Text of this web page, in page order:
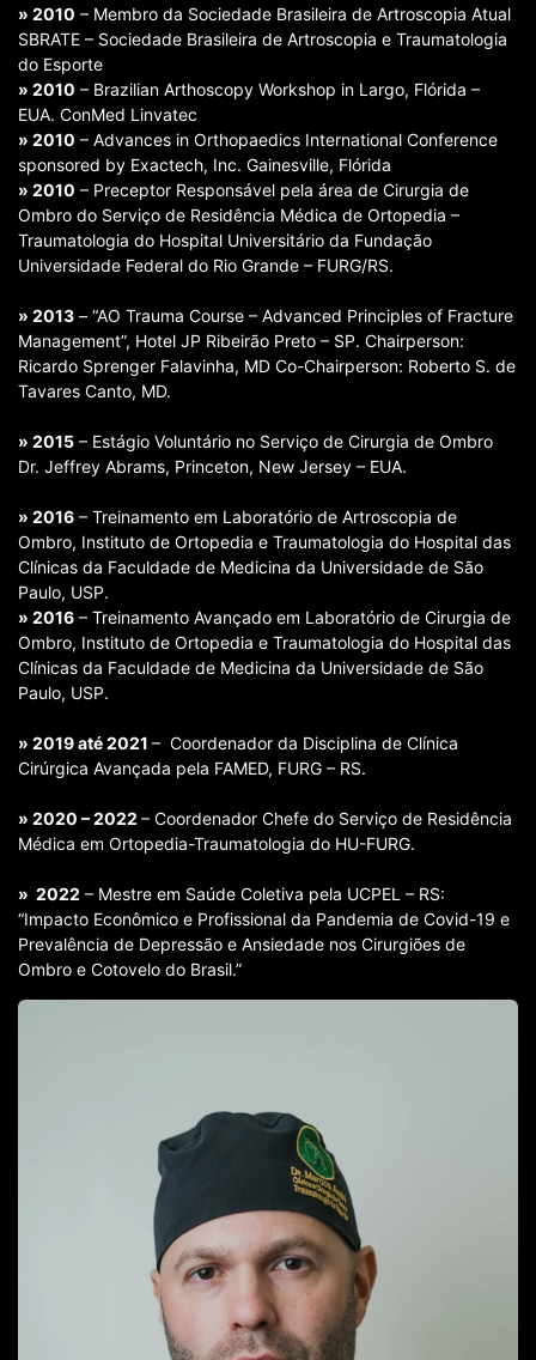
» 2010 – Membro da Sociedade Brasileira de Artroscopia Atual
SBRATE – Sociedade Brasileira de Artroscopia e Traumatologia
do Esporte
» 2010 – Brazilian Arthoscopy Workshop in Largo, Flórida –
EUA. ConMed Linvatec
» 2010 – Advances in Orthopaedics International Conference
sponsored by Exactech, Inc. Gainesville, Flórida
» 2010 – Preceptor Responsável pela área de Cirurgia de
Ombro do Serviço de Residência Médica de Ortopedia –
Traumatologia do Hospital Universitário da Fundação
Universidade Federal do Rio Grande – FURG/RS.
» 2013 – “AO Trauma Course – Advanced Principles of Fracture
Management”, Hotel JP Ribeirão Preto – SP. Chairperson:
Ricardo Sprenger Falavinha, MD Co-Chairperson: Roberto S. de
Tavares Canto, MD.
» 2015 – Estágio Voluntário no Serviço de Cirurgia de Ombro
Dr. Jeffrey Abrams, Princeton, New Jersey – EUA.
» 2016 – Treinamento em Laboratório de Artroscopia de
Ombro, Instituto de Ortopedia e Traumatologia do Hospital das
Clínicas da Faculdade de Medicina da Universidade de São
Paulo, USP.
» 2016 – Treinamento Avançado em Laboratório de Cirurgia de
Ombro, Instituto de Ortopedia e Traumatologia do Hospital das
Clínicas da Faculdade de Medicina da Universidade de São
Paulo, USP.
» 2019 até 2021 – Coordenador da Disciplina de Clínica
Cirúrgica Avançada pela FAMED, FURG – RS.
» 2020 – 2022 – Coordenador Chefe do Serviço de Residência
Médica em Ortopedia-Traumatologia do HU-FURG.
» 2022 – Mestre em Saúde Coletiva pela UCPEL – RS:
“Impacto Econômico e Profissional da Pandemia de Covid-19 e
Prevalência de Depressão e Ansiedade nos Cirurgiões de
Ombro e Cotovelo do Brasil.”